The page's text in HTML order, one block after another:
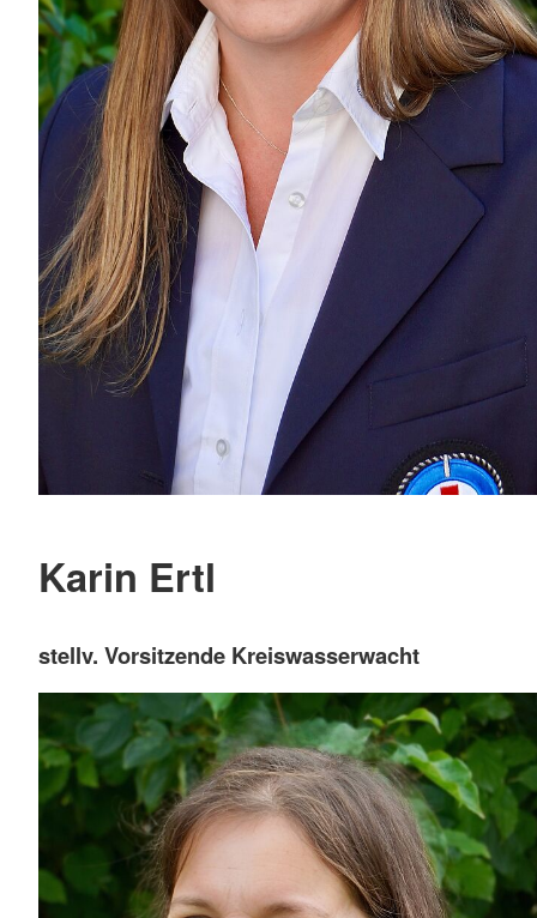
Karin Ertl
stellv. Vorsitzende Kreiswasserwacht